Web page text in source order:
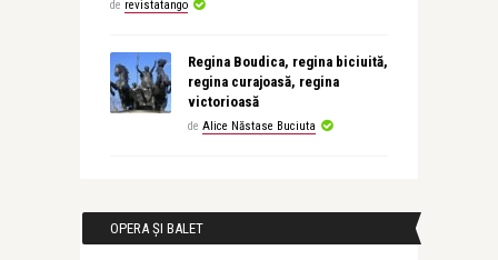
de revistatango
Regina Boudica, regina biciuită,
regina curajoasă, regina
victorioasă
de Alice Năstase Buciuta
OPERA ȘI BALET